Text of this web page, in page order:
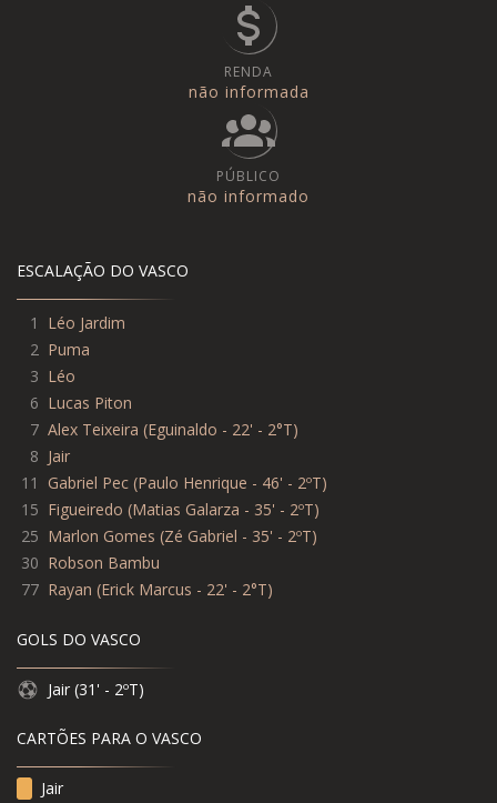
RENDA
não informada
PÚBLICO
não informado
ESCALAÇÃO DO VASCO
1
Léo Jardim
2 Puma
3 Léo
6 Lucas Piton
7 Alex Teixeira (Eguinaldo - 22' - 2°T)
8 Jair
11
Gabriel Pec (Paulo Henrique - 46' - 2ºT)
15 Figueiredo (Matias Galarza - 35' - 2ºT)
25 Marlon Gomes (Zé Gabriel - 35' - 2ºT)
30 Robson Bambu
77 Rayan (Erick Marcus - 22' - 2°T)
GOLS DO VASCO
Jair (31' - 2ºT)
CARTÕES PARA O VASCO
Jair